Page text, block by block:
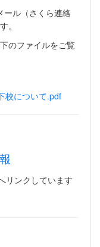
ール（さくら連絡
。
のファイルをご覧
校について.pdf
ンクしています